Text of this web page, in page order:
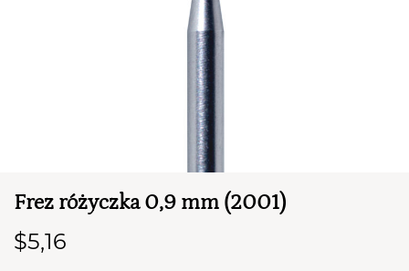
TWÓJ KOSZYK (
Frez różyczka 0,9 mm (2001)
$5,16